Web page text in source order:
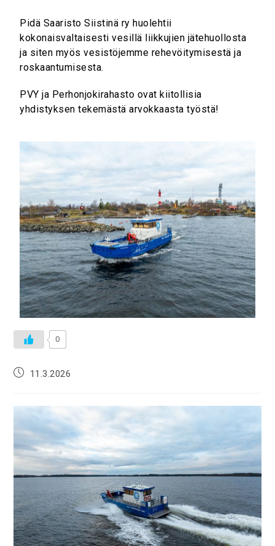
Pidä Saaristo Siistinä ry huolehtii
kokonaisvaltaisesti vesillä liikkujien jätehuollosta
ja siten myös vesistöjemme rehevöitymisestä ja
roskaantumisesta.
PVY ja Perhonjokirahasto ovat kiitollisia
yhdistyksen tekemästä arvokkaasta työstä!
0
11.3.2026